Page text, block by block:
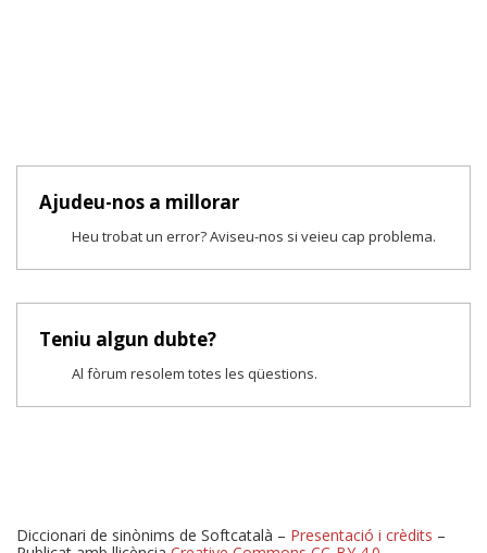
Ajudeu-nos a millorar
Heu trobat un error? Aviseu-nos si veieu cap problema.
Teniu algun dubte?
Al fòrum resolem totes les qüestions.
Diccionari de sinònims de Softcatalà – Presentació i crèdits –